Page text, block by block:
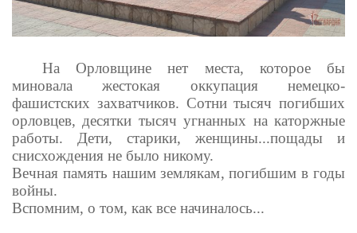
На Орловщине нет места, которое бы
миновала жестокая оккупация немецко-
фашистских захватчиков. Сотни тысяч погибших
орловцев, десятки тысяч угнанных на каторжные
работы. Дети, старики, женщины...пощады и
снисхождения не было никому.
Вечная память нашим землякам, погибшим в годы
войны.
Вспомним, о том, как все начиналось...